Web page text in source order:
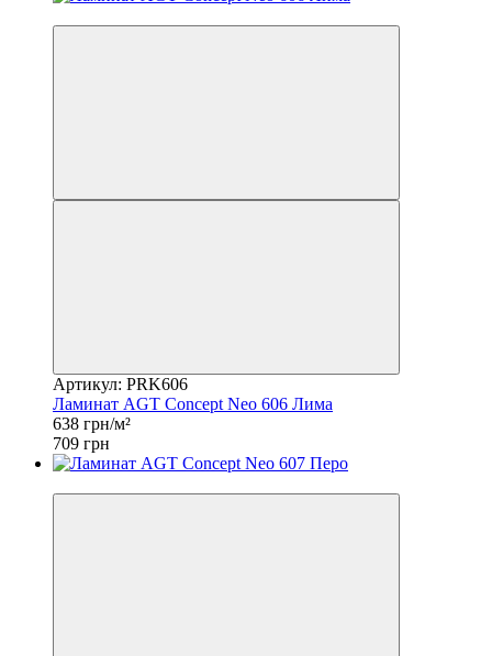
Артикул: PRK606
Ламинат AGT Concept Neo 606 Лима
638 грн/м²
709 грн